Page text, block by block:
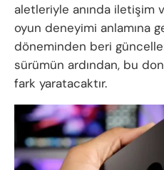
aletleriyle anında iletişim
oyun deneyimi anlamına
döneminden beri
sürümün ardından, bu
fark yaratacaktır.